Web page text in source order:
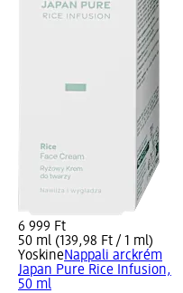
6 999 Ft
50 ml (139,98 Ft / 1 ml)
YoskineNappali arckrém
Japan Pure Rice Infusion,
50 ml